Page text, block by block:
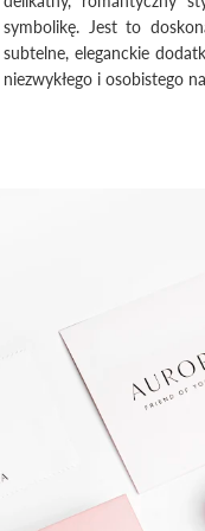
symbolikę. Jest to
subtelne, eleganckie
niezwykłego i osobistego